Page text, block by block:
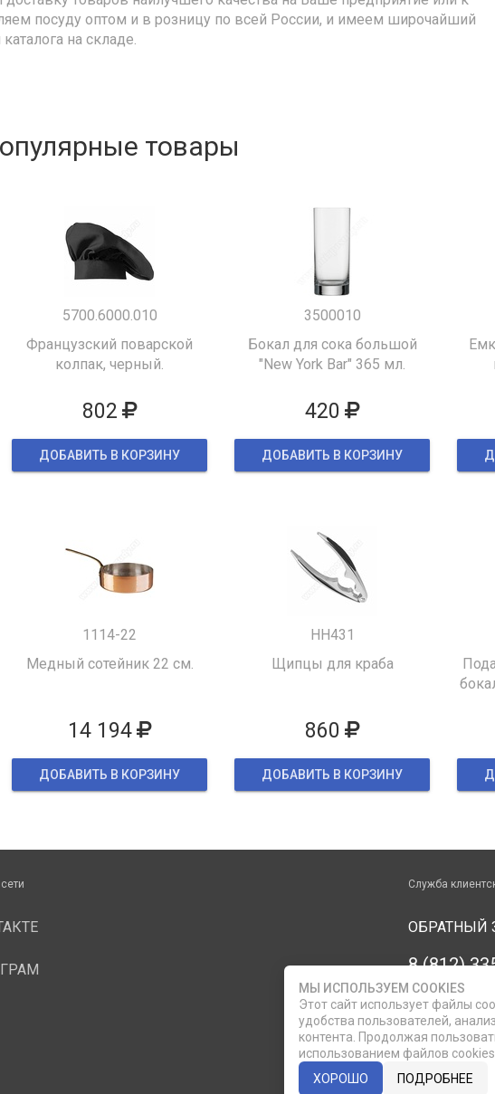
посуду оптом и в розницу по всей России, и имеем широчайший
на складе.
товары
5700.6000.010
Французский поварской
колпак, черный.
802
ДОБАВИТЬ В КОРЗИНУ
3500010
Бокал для сока большой
"New York Bar" 365 мл.
420
ДОБАВИТЬ В КОРЗИНУ
1114-22
Медный сотейник 22 см.
14 194
ДОБАВИТЬ В КОРЗИНУ
HH431
Щипцы для краба
860
ДОБАВИТЬ В КОРЗИНУ
Служба
ОБРАТНЫЙ
8 (812)
8 (812)
7 (911)
МЫ ИСПОЛЬЗУЕМ COOKIES
Этот сайт использует файлы
удобства пользователей,
контента. Продолжая
использованием файлов cookies.
ХОРОШО
ПОДРОБНЕЕ